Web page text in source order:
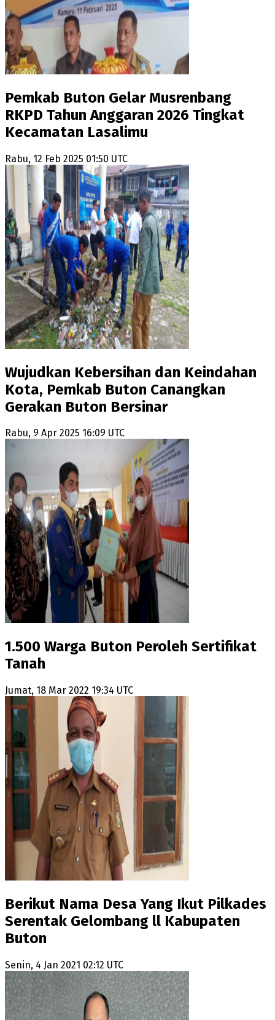
Pemkab Buton Gelar Musrenbang
RKPD Tahun Anggaran 2026 Tingkat
Kecamatan Lasalimu
Rabu, 12 Feb 2025 01:50 UTC
Wujudkan Kebersihan dan Keindahan
Kota, Pemkab Buton Canangkan
Gerakan Buton Bersinar
Rabu, 9 Apr 2025 16:09 UTC
1.500 Warga Buton Peroleh Sertifikat
Tanah
Jumat, 18 Mar 2022 19:34 UTC
Berikut Nama Desa Yang Ikut Pilkades
Serentak Gelombang ll Kabupaten
Buton
Senin, 4 Jan 2021 02:12 UTC